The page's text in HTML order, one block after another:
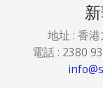
地址 : 香
電話 : 2380